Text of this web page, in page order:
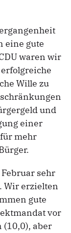
eine gute
waren wir
Wille zu
und
einer
mehr
sehr
Wir erzielten
gute
vor
(10,0), aber